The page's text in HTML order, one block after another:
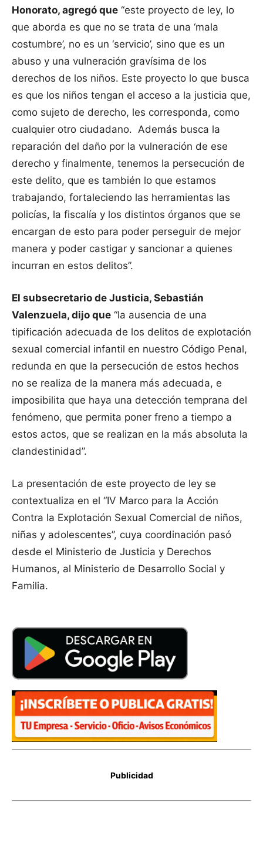
Honorato, agregó que “este proyecto de ley, lo
que aborda es que no se trata de una ‘mala
costumbre’, no es un ‘servicio’, sino que es un
abuso y una vulneración gravísima de los
derechos de los niños. Este proyecto lo que busca
es que los niños tengan el acceso a la justicia que,
como sujeto de derecho, les corresponda, como
cualquier otro ciudadano. Además busca la
reparación del daño por la vulneración de ese
derecho y finalmente, tenemos la persecución de
este delito, que es también lo que estamos
trabajando, fortaleciendo las herramientas las
policías, la fiscalía y los distintos órganos que se
encargan de esto para poder perseguir de mejor
manera y poder castigar y sancionar a quienes
incurran en estos delitos”.
El subsecretario de Justicia, Sebastián
Valenzuela, dijo que “la ausencia de una
tipificación adecuada de los delitos de explotación
sexual comercial infantil en nuestro Código Penal,
redunda en que la persecución de estos hechos
no se realiza de la manera más adecuada, e
imposibilita que haya una detección temprana del
fenómeno, que permita poner freno a tiempo a
estos actos, que se realizan en la más absoluta la
clandestinidad”.
La presentación de este proyecto de ley se
contextualiza en el “IV Marco para la Acción
Contra la Explotación Sexual Comercial de niños,
niñas y adolescentes”, cuya coordinación pasó
desde el Ministerio de Justicia y Derechos
Humanos, al Ministerio de Desarrollo Social y
Familia.
Publicidad